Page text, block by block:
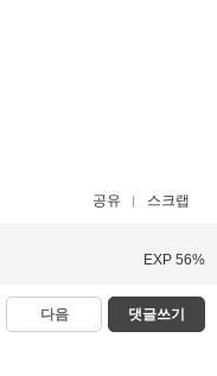
공유 스크랩
EXP 56%
다음 댓글쓰기